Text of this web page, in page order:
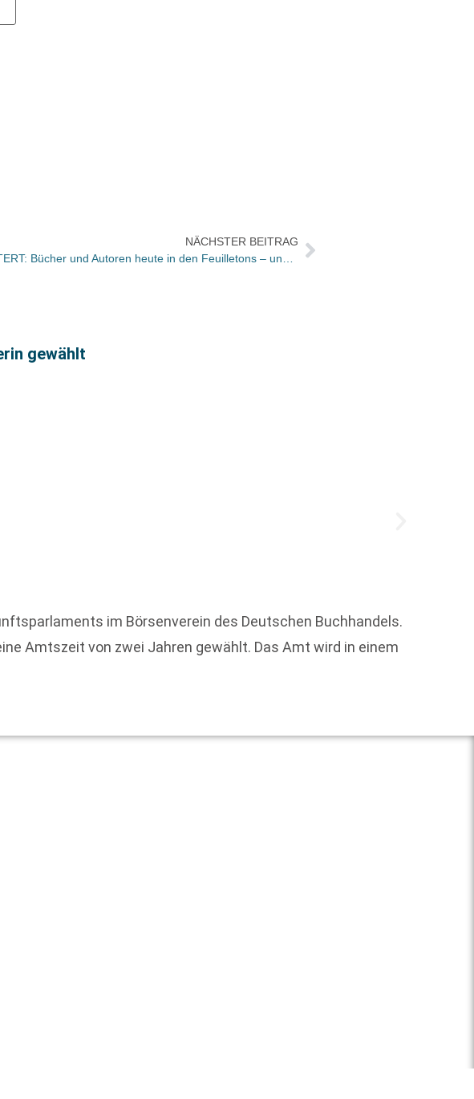
NÄCHSTER BEITRAG
gewählt
im Börsenverein des Deutschen Buchhandels.
Amtszeit von zwei Jahren gewählt. Das Amt wird in einem